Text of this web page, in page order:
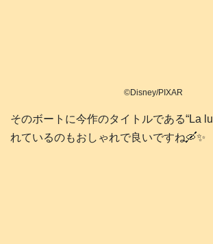
©Disney/PIXAR
そのボートに今作のタイトルである“La
れているのもおしゃれで良いですね🛶✨️